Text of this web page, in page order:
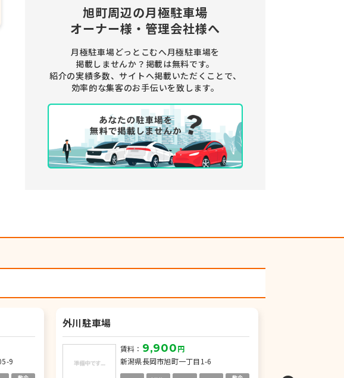
旭町周辺の月極駐車場
オーナー様・管理会社様へ
月極駐車場どっとこむへ月極駐車場を
掲載しませんか？ 掲載は無料です。
紹介の実績多数、サイトへ掲載いただくことで、
効率的な集客のお手伝いを致します。
9
外川駐車場
賃料： 9,900円
新潟県長岡市旭町一丁目1-6